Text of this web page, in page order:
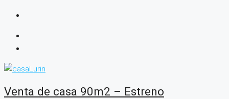
Venta de casa 90m2 – Estreno